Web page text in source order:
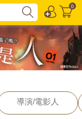
0
導演/電影人